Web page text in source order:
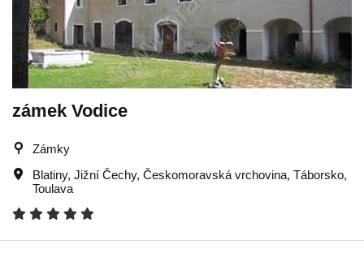
zámek Vodice
Zámky
Blatiny, Jižní Čechy, Českomoravská vrchovina, Táborsko,
Toulava